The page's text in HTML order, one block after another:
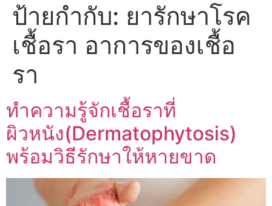
ป้ายกำกับ: ยารักษาโรค
เชื้อรา อาการของเชื้อ
รา
ทำความรู้จักเชื้อราที่
ผิวหนัง(Dermatophytosis)
พร้อมวิธีรักษาให้หายขาด